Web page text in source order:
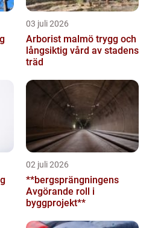
03 juli 2026
Arborist malmö trygg och
långsiktig vård av stadens
träd
02 juli 2026
**bergsprängningens
Avgörande roll i
byggprojekt**